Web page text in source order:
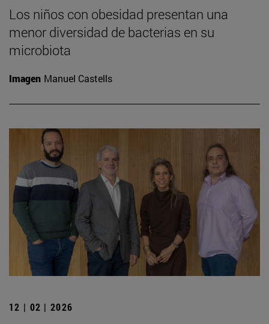
Los niños con obesidad presentan una
menor diversidad de bacterias en su
microbiota
Imagen Manuel Castells
12 | 02 | 2026